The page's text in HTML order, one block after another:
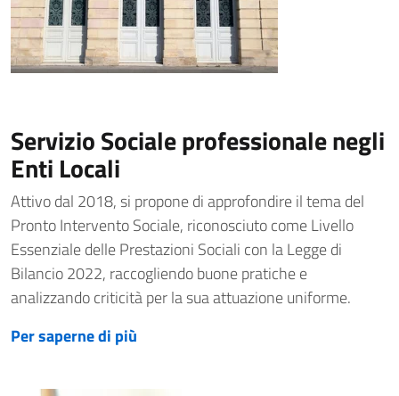
Servizio Sociale professionale negli
Enti Locali
Attivo dal 2018, si propone di approfondire il tema del
Pronto Intervento Sociale, riconosciuto come Livello
Essenziale delle Prestazioni Sociali con la Legge di
Bilancio 2022, raccogliendo buone pratiche e
analizzando criticità per la sua attuazione uniforme.
Per saperne di più